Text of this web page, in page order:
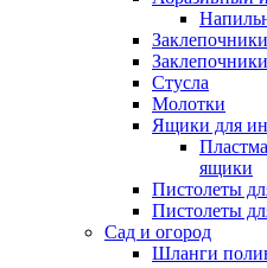
Стусла
Молотки
Ящики для
ящики
Пистолеты
Пистолеты
Сад и огород
Шланги